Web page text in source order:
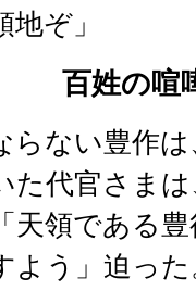
ぞ」
百姓の喧
ない豊作は
た代官さま
天領である
よう」迫っ